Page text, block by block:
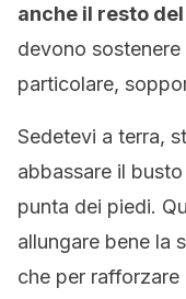
anche il resto
devono
particolare,
Sedetevi a terra,
abbassare il
punta dei piedi.
allungare bene la
che per rafforzare